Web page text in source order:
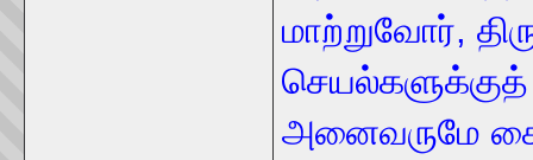
மாற்றுவோர்,
அனைவருமே